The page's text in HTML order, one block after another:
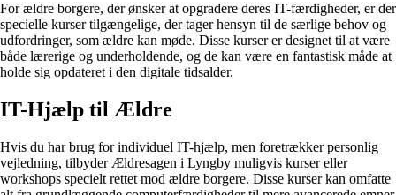
For ældre borgere, der ønsker at opgradere deres IT-færdigheder, er der
specielle kurser tilgængelige, der tager hensyn til de særlige behov og
udfordringer, som ældre kan møde. Disse kurser er designet til at være
både lærerige og underholdende, og de kan være en fantastisk måde at
holde sig opdateret i den digitale tidsalder.
IT-Hjælp til Ældre
Hvis du har brug for individuel IT-hjælp, men foretrækker personlig
vejledning, tilbyder Ældresagen i Lyngby muligvis kurser eller
workshops specielt rettet mod ældre borgere. Disse kurser kan omfatte